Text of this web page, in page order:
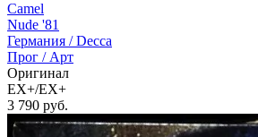
Camel
Nude '81
Германия /Decca
Прог / Арт
Оригинал
EX+/EX+
3 790 руб.